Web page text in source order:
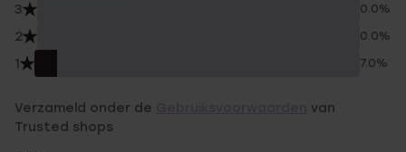
3 0.0%
2 0.0%
1 7.0%
Verzameld onder de
van
Trusted shops